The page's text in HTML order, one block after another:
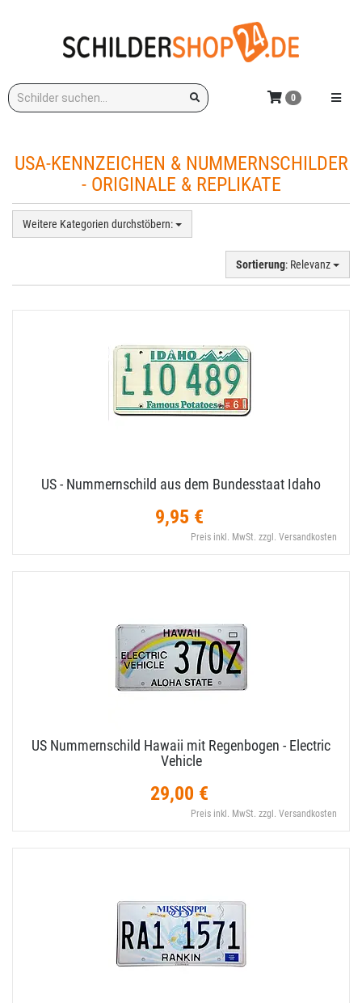
Stichwort: Menü
0
USA-KENNZEICHEN & NUMMERNSCHILDER
- ORIGINALE & REPLIKATE
Weitere Kategorien durchstöbern:
Sortierung: Relevanz
US - Nummernschild aus dem Bundesstaat Idaho
9,95 €
Preis inkl. MwSt. zzgl. Versandkosten
US Nummernschild Hawaii mit Regenbogen - Electric
Vehicle
29,00 €
Preis inkl. MwSt. zzgl. Versandkosten